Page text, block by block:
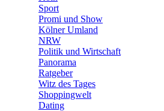
Sport
Promi und Show
Kölner Umland
NRW
Politik und Wirtschaft
Panorama
Ratgeber
Witz des Tages
Shoppingwelt
Dating